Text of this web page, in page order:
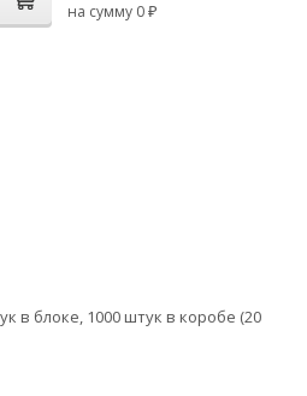
на сумму 0 ₽
в блоке, 1000 штук в коробе (20